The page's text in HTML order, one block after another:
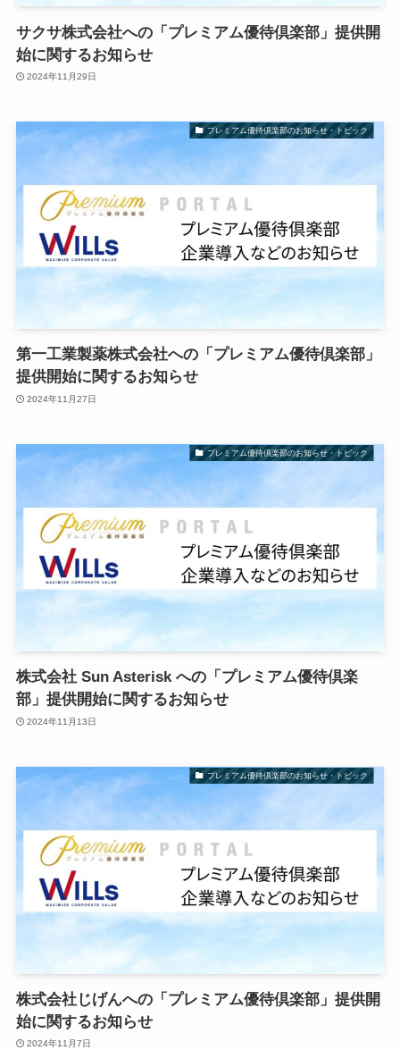
サクサ株式会社への「プレミアム優待倶楽部」提供開
始に関するお知らせ
2024年11月29日
プレミアム優待倶楽部のお知らせ・トピック
第一工業製薬株式会社への「プレミアム優待倶楽部」
提供開始に関するお知らせ
2024年11月27日
プレミアム優待倶楽部のお知らせ・トピック
株式会社 Sun Asterisk への「プレミアム優待倶楽
部」提供開始に関するお知らせ
2024年11月13日
プレミアム優待倶楽部のお知らせ・トピック
株式会社じげんへの「プレミアム優待倶楽部」提供開
始に関するお知らせ
2024年11月7日